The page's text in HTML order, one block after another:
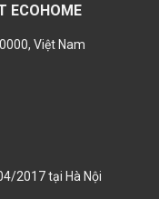
ECOHOME
Việt Nam
2017 tại Hà Nội